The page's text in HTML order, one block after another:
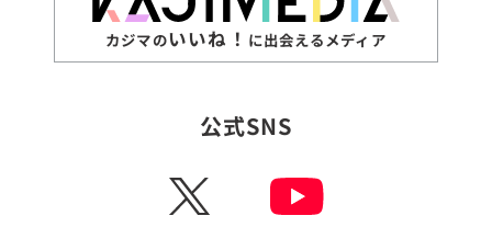
カジマのいいね！ に出会えるメディア
公式SNS
X